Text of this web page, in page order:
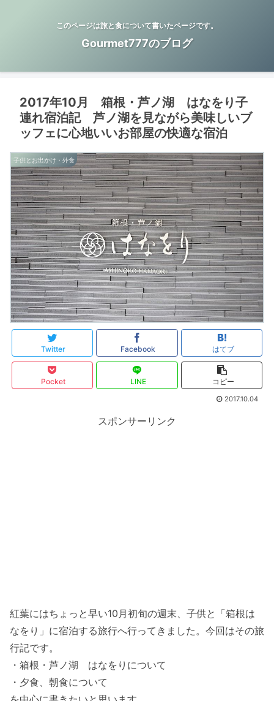
このページは旅と食について書いたページです。
Gourmet777のブログ
2017年10月 箱根・芦ノ湖 はなをり子
連れ宿泊記 芦ノ湖を見ながら美味しいブ
ッフェに心地いいお部屋の快適な宿泊
子供とお出かけ・外食
Twitter Facebook はてブ
Pocket LINE コピー
2017.10.04
スポンサーリンク
紅葉にはちょっと早い10月初旬の週末、子供と「箱根は
なをり」に宿泊する旅行へ行ってきました。今回はその旅
行記です。
・箱根・芦ノ湖 はなをりについて
・夕食、朝食について